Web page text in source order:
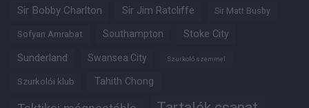
Sir Bobby Charlton Sir Jim Ratcliffe Sir Matt Busby
Sofyan Amrabat Southampton Stoke City
Sunderland Swansea City Szurkoló szemmel
Szurkolói klub Tahith Chong